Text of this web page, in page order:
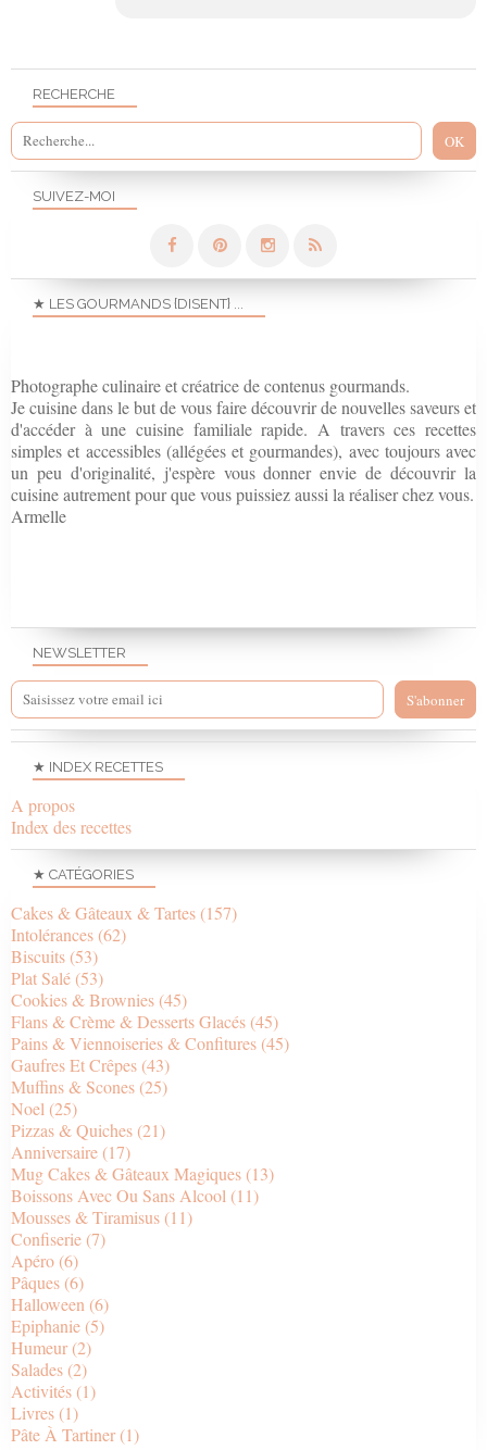
NEWSLETTER
SUIVEZ-MOI
RECHERCHE
★ INDEX RECETTES
A propos
Index des recettes
★ CATÉGORIES
Cakes & Gâteaux & Tartes (157)
Intolérances (62)
Biscuits (53)
Plat Salé (53)
Cookies & Brownies (45)
Flans & Crème & Desserts Glacés (45)
Pains & Viennoiseries & Confitures (45)
Gaufres Et Crêpes (43)
Muffins & Scones (25)
Noel (25)
Pizzas & Quiches (21)
Anniversaire (17)
Mug Cakes & Gâteaux Magiques (13)
Boissons Avec Ou Sans Alcool (11)
Mousses & Tiramisus (11)
Confiserie (7)
Apéro (6)
Pâques (6)
Halloween (6)
Epiphanie (5)
Humeur (2)
Salades (2)
Activités (1)
Livres (1)
Pâte À Tartiner (1)
★ LES GOURMANDS {DISENT} ...
Photographe culinaire et créatrice de contenus gourmands.
Je cuisine dans le but de vous faire découvrir de nouvelles saveurs et
d'accéder à une cuisine familiale rapide. A travers ces recettes
simples et accessibles (allégées et gourmandes), avec toujours avec
un peu d'originalité, j'espère vous donner envie de découvrir la
cuisine autrement pour que vous puissiez aussi la réaliser chez vous.
Armelle